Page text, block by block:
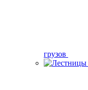
грузов